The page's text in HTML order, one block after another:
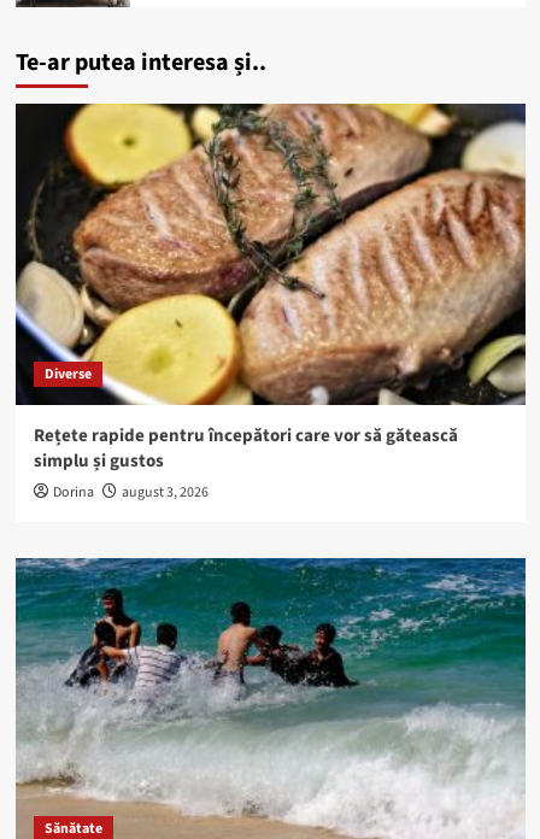
Te-ar putea interesa și..
Diverse
Rețete rapide pentru începători care vor să gătească
simplu și gustos
Dorina august 3, 2026
Sănătate